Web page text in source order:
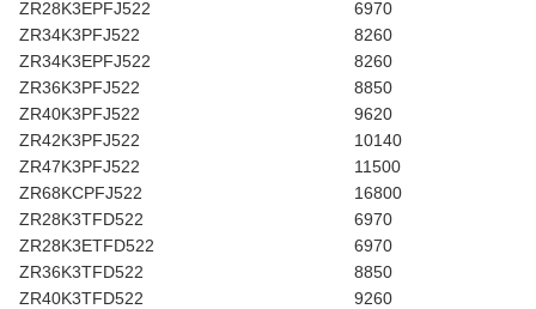
ZR28K3EPFJ522
6970
ZR34K3PFJ522
8260
ZR34K3EPFJ522
8260
ZR36K3PFJ522
8850
ZR40K3PFJ522
9620
ZR42K3PFJ522
10140
ZR47K3PFJ522
11500
ZR68KCPFJ522
16800
ZR28K3TFD522
6970
ZR28K3ETFD522
6970
ZR36K3TFD522
8850
ZR40K3TFD522
9260